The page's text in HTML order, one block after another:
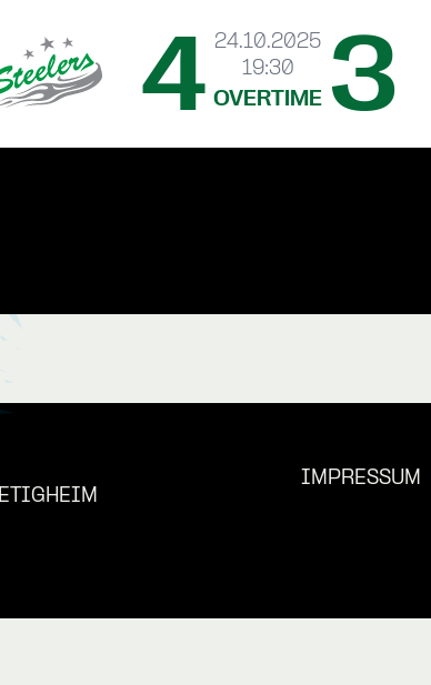
4 24.10.2025
19:30
OVERTIME 3
IMPRESSUM